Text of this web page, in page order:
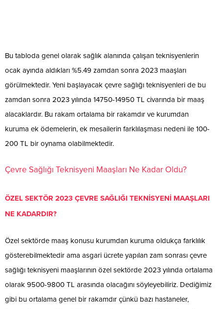
Bu tabloda genel olarak sağlık alanında çalışan teknisyenlerin
ocak ayında aldıkları %5.49 zamdan sonra 2023 maaşları
görülmektedir. Yeni başlayacak çevre sağlığı teknisyenleri de bu
zamdan sonra 2023 yılında 14750-14950 TL civarında bir maaş
alacaklardır. Bu rakam ortalama bir rakamdır ve kurumdan
kuruma ek ödemelerin, ek mesailerin farklılaşması nedeni ile 100-
200 TL bir oynama olabilmektedir.
Çevre Sağlığı Teknisyeni Maaşları Ne Kadar Oldu?
ÖZEL SEKTÖR 2023 ÇEVRE SAĞLIĞI TEKNİSYENİ MAAŞLARI
NE KADARDIR?
Özel sektörde maaş konusu kurumdan kuruma oldukça farklılık
gösterebilmektedir ama asgari ücrete yapılan zam sonrası çevre
sağlığı teknisyeni maaşlarının özel sektörde 2023 yılında ortalama
olarak 9500-9800 TL arasında olacağını söyleyebiliriz. Dediğimiz
gibi bu ortalama genel bir rakamdır çünkü bazı hastaneler,